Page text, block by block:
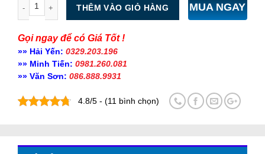
THÊM VÀO GIỎ HÀNG MUA NGAY
Gọi ngay để có Giá Tốt !
»» Hải Yến: 0329.203.196
»» Minh Tiến: 0981.260.081
»» Văn Sơn: 086.888.9931
4.8/5 - (11 bình chọn)